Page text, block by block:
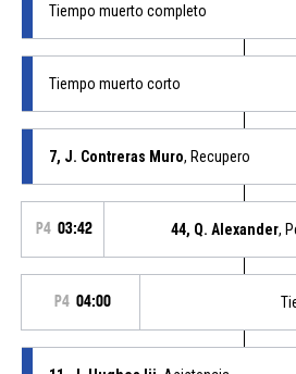
Tiempo muerto completo
Tiempo muerto corto
7, J. Contreras Muro, Recupero
P4 03:42 44, Q. Alexander,
P4 04:00